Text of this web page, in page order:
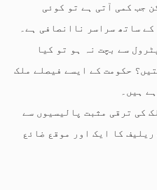
جب کمی آتی ہے تو کوئی
ساتھ سراسر ناانصافی ہے۔
سے بچت نہ ہو تو کیا
حکومت کے ایسے فیصلے ملک
ہیں۔
کی ترقی مثبت پالیسیوں سے
کا ایک اور موقع ضائع